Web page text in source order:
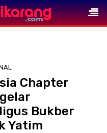
Chapter
Bukber
Yatim